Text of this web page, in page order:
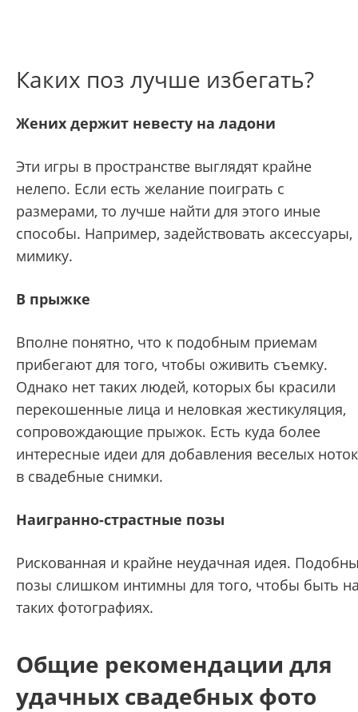
Каких поз лучше избегать?
Жених держит невесту на ладони
Эти игры в пространстве выглядят крайне
нелепо. Если есть желание поиграть с
размерами, то лучше найти для этого иные
способы. Например, задействовать аксессуары,
мимику.
В прыжке
Вполне понятно, что к подобным приемам
прибегают для того, чтобы оживить съемку.
Однако нет таких людей, которых бы красили
перекошенные лица и неловкая жестикуляция,
сопровождающие прыжок. Есть куда более
интересные идеи для добавления веселых ноток
в свадебные снимки.
Наигранно-страстные позы
Рискованная и крайне неудачная идея.
позы слишком интимны для того, чтобы быть
таких фотографиях.
Общие рекомендации для
удачных свадебных фото